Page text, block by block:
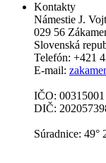
Kontakty
Námestie J.
029 56
Slovenská
Telefón: +421
E-mail:
IČO: 00315001
DIČ:
Súradnice: 49°